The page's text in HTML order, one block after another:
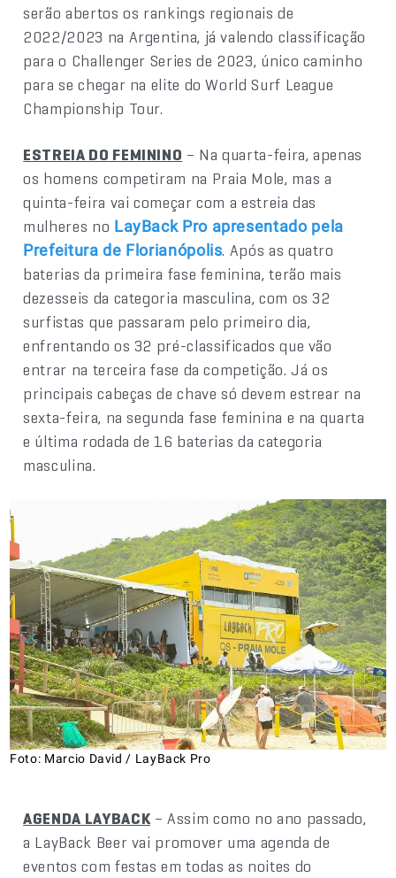
serão abertos os rankings regionais de
2022/2023 na Argentina, já valendo classificação
para o Challenger Series de 2023, único caminho
para se chegar na elite do World Surf League
Championship Tour.
ESTREIA DO FEMININO – Na quarta-feira, apenas
os homens competiram na Praia Mole, mas a
quinta-feira vai começar com a estreia das
mulheres no LayBack Pro apresentado pela
Prefeitura de Florianópolis. Após as quatro
baterias da primeira fase feminina, terão mais
dezesseis da categoria masculina, com os 32
surfistas que passaram pelo primeiro dia,
enfrentando os 32 pré-classificados que vão
entrar na terceira fase da competição. Já os
principais cabeças de chave só devem estrear na
sexta-feira, na segunda fase feminina e na quarta
e última rodada de 16 baterias da categoria
masculina.
Foto: Marcio David / LayBack Pro
AGENDA LAYBACK– Assim como no ano passado,
a LayBack Beer vai promover uma agenda de
eventos com festas em todas as noites do